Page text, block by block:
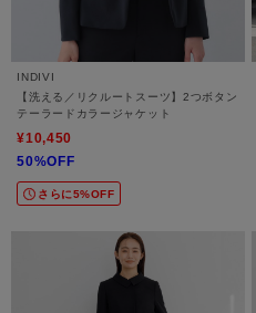
INDIVI
【洗える／リクルートスーツ】2つボタン
テーラードカラージャケット
¥10,450
50%OFF
さらに5%OFF